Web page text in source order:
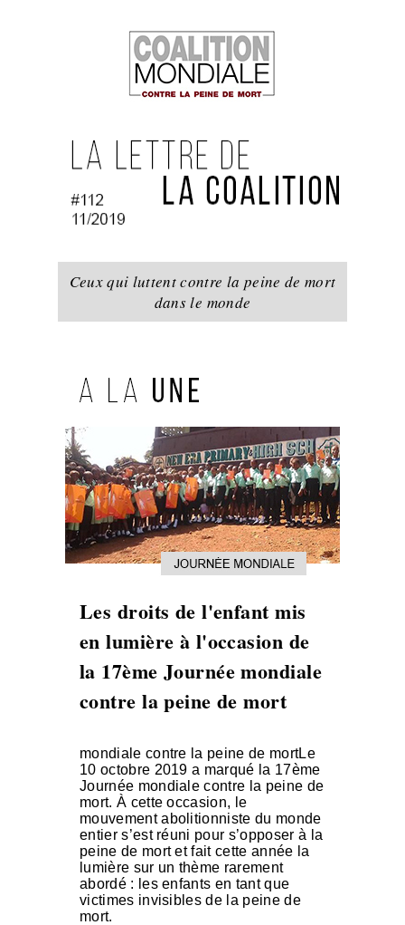
Ceux qui luttent contre la peine de mort
dans le monde
Les droits de l'enfant mis
en lumière à l'occasion de
la 17ème Journée mondiale
contre la peine de mort
mondiale contre la peine de mortLe
10 octobre 2019 a marqué la 17ème
Journée mondiale contre la peine de
mort. À cette occasion, le
mouvement abolitionniste du monde
entier s’est réuni pour s’opposer à la
peine de mort et fait cette année la
lumière sur un thème rarement
abordé : les enfants en tant que
victimes invisibles de la peine de
mort.